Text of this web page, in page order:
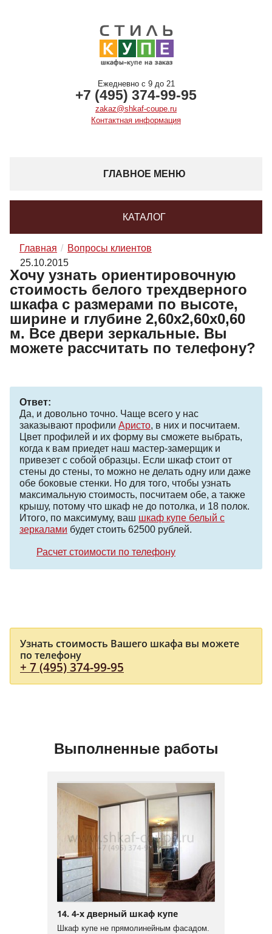
Ежедневно с 9 до 21
+7 (495) 374-99-95
zakaz@shkaf-coupe.ru
Контактная информация
ГЛАВНОЕ МЕНЮ
КАТАЛОГ
Главная
Вопросы клиентов
25.10.2015
Хочу узнать ориентировочную
стоимость белого трехдверного
шкафа с размерами по высоте,
ширине и глубине 2,60х2,60х0,60
м. Все двери зеркальные. Вы
можете рассчитать по телефону?
Ответ:
Да, и довольно точно. Чаще всего у нас
заказывают профили Аристо, в них и посчитаем.
Цвет профилей и их форму вы сможете выбрать,
когда к вам приедет наш мастер-замерщик и
привезет с собой образцы. Если шкаф стоит от
стены до стены, то можно не делать одну или даже
обе боковые стенки. Но для того, чтобы узнать
максимальную стоимость, посчитаем обе, а также
крышу, потому что шкаф не до потолка, и 18 полок.
Итого, по максимуму, ваш шкаф купе белый с
зеркалами будет стоить 62500 рублей.
Расчет стоимости по телефону
Узнать стоимость Вашего шкафа вы можете
по телефону
+ 7 (495) 374-99-95
Выполненные работы
14. 4-х дверный шкаф купе
Шкаф купе не прямолинейным фасадом.